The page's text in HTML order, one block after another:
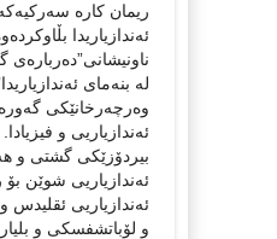
ریمان کاره‌
ئه‌ندازیاریدا
ناونیشانی”ده‌رباره‌ی
له‌ بنه‌مای
وه‌رچه‌رخانێکی
ئه‌ندازیاریی و
بیردۆزێکی گشتی و
ئه‌ندازیاریی شوێن بۆ
ئه‌ندازیاریی ئقلیدس
و لۆباتشفسکی و